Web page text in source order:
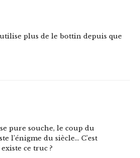
plus de le bottin depuis que
pure souche, le coup du
l’énigme du siècle… C’est
ce truc ?